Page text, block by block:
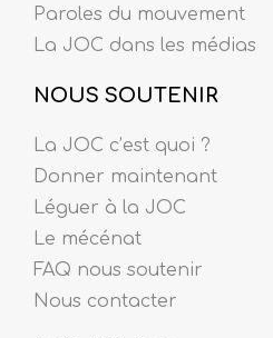
Paroles du mouvement
La JOC dans les médias
NOUS SOUTENIR
La JOC c’est quoi ?
Donner maintenant
Léguer à la JOC
Le mécénat
FAQ nous soutenir
Nous contacter